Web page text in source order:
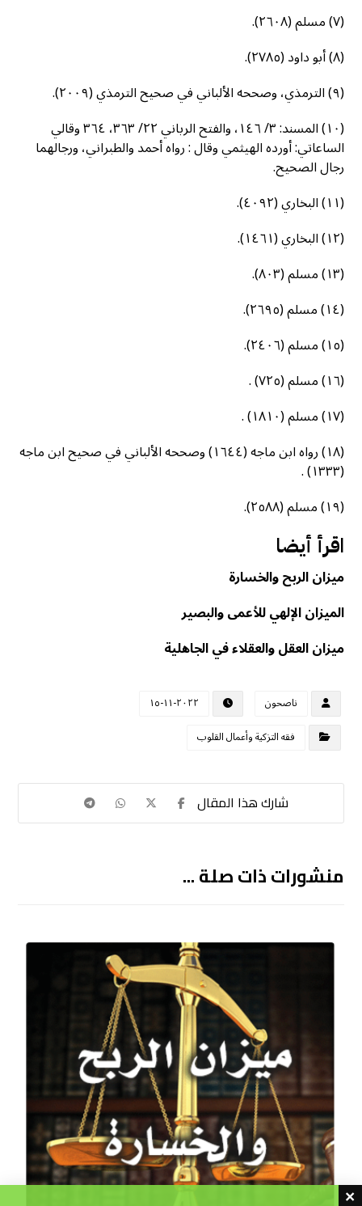
(٧) مسلم (٢٦٠٨).
(٨) أبو داود (٢٧٨٥).
(٩) الترمذي، وصححه الألباني في صحيح الترمذي (٢٠٠٩).
(١٠) المسند: ٣/ ١٤٦، والفتح الرباني ٢٢/ ٣٦٣، ٣٦٤ وقالي
الساعاتي: أورده الهيثمي وقال : رواه أحمد والطبراني، ورجالهما
رجال الصحيح.
(١١) البخاري (٤٠٩٢).
(١٢) البخاري (١٤٦١).
(١٣) مسلم (٨٠٣).
(١٤) مسلم (٢٦٩٥).
(١٥) مسلم (٢٤٠٦).
(١٦) مسلم (٧٢٥) .
(١٧) مسلم (١٨١٠) .
(١٨) رواه ابن ماجه (١٦٤٤) وصححه الألباني في صحيح ابن ماجه
(١٣٣٣) .
(١٩) مسلم (٢٥٨٨).
اقرأ أيضا
ميزان الربح والخسارة
المیزان الإلهي للأعمى والبصير
ميزان العقل والعقلاء في الجاهلية
ناصحون
٢٠٢٢-١١-١٥
فقه التزكية وأعمال القلوب
منشورات ذات صلة ...